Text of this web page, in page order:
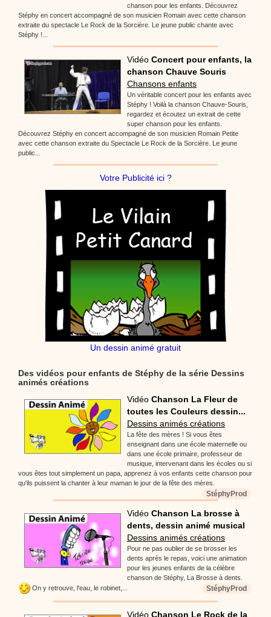
chanson pour les enfants. Découvrez
Stéphy en concert accompagné de son musicien Romain avec cette chanson
extraite du spectacle Le Rock de la Sorcière. Le jeune public chante avec
Stéphy !...
Vidéo Concert pour enfants, la
chanson Chauve Souris
Chansons enfants
Un véritable concert pour les enfants avec
Stéphy ! Voilà la chanson Chauve-Souris,
regardez et écoutez un extrait de cette
super chanson pour les enfants.
Découvrez Stéphy en concert accompagné de son musicien Romain Petite
avec cette chanson extraite du Spectacle Le Rock de la Sorcière. Le jeune
public...
Votre Publicité ici ?
Un dessin animé gratuit
Des vidéos pour enfants de Stéphy de la série Dessins
animés créations
Vidéo Chanson La Fleur de
toutes les Couleurs dessin...
Dessins animés créations
La fête des mères ! Si vous êtes
enseignant dans une école maternelle ou
dans une école primaire, professeur de
musique, intervenant dans les écoles ou si
vous êtes tout simplement un papa, apprenez à vos enfants cette chanson pour
qu'ils puissent la chanter à leur maman le jour de la fête des mères.
StéphyProd
Vidéo Chanson La brosse à
dents, dessin animé musical
Dessins animés créations
Pour ne pas oublier de se brosser les
dents après le repas, voici une animation
pour les jeunes enfants de la célèbre
chanson de Stéphy, La Brosse à dents.
On y retrouve, l'eau, le robinet,...
StéphyProd
Vidéo Chanson Le Rock de la